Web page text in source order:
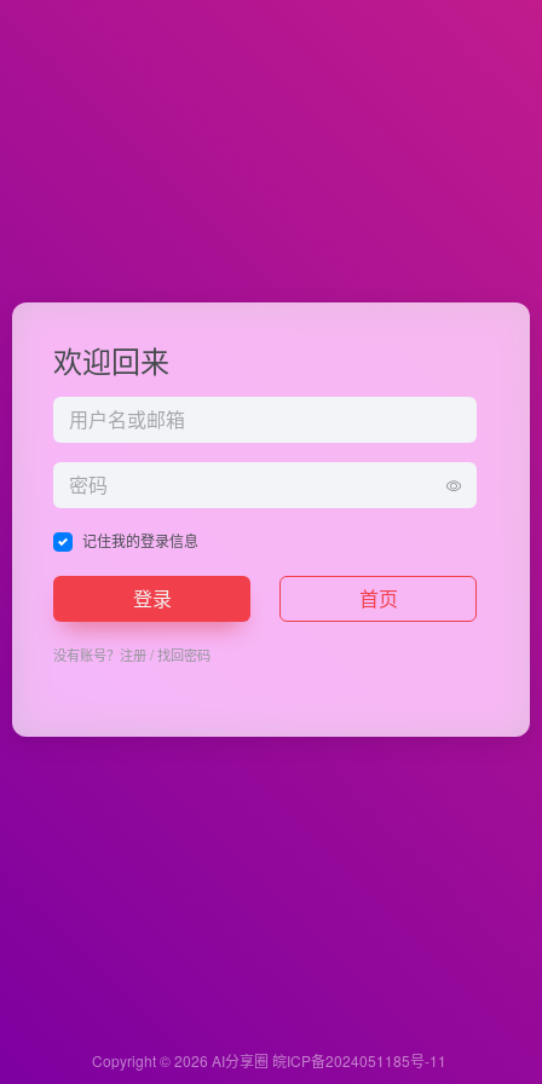
欢迎回来
记住我的登录信息
登录 首页
没有账号？ 注册/找回密码
Copyright © 2026 AI分享圈 皖ICP备2024051185号-11